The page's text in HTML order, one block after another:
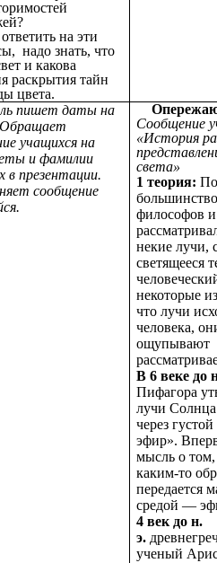
на эти
надо знать, что
и какова
раскрытия тайн
цвета.
пишет даты на
Обращает
учащихся на
и фамилии
в презентации.
сообщение
Сообщение
«История
света»
1 теория:
философов
некие лучи,
светящееся
некоторые
что лучи
человека,
ощупывают
В6 веке до
Пифагора
лучи
через
эфир».
мысль о том,
каким-то
передается
средой —
4 век до н.
э.
ученый